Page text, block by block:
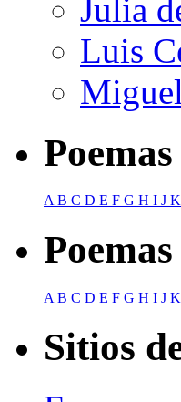
Julia
Luis
AB C D E F G H I J K
A B C D E F G H I J K
Sitios